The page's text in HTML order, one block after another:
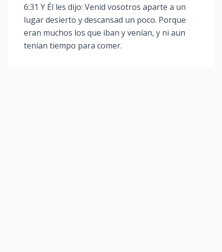
6:31 Y Él les dijo: Venid vosotros aparte a un
lugar desierto y descansad un poco. Porque
eran muchos los que iban y venían, y ni aun
tenían tiempo para comer.